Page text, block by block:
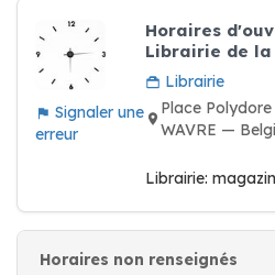
Signaler une
erreur
Horaires
Librairie de la
Librairie
Place
WAVRE —
Librairie:
Horaires non renseignés